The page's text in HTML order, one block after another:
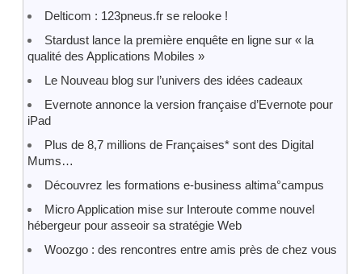
Delticom : 123pneus.fr se relooke !
Stardust lance la première enquête en ligne sur « la
qualité des Applications Mobiles »
Le Nouveau blog sur l’univers des idées cadeaux
Evernote annonce la version française d’Evernote pour
iPad
Plus de 8,7 millions de Françaises* sont des Digital
Mums…
Découvrez les formations e-business altima°campus
Micro Application mise sur Interoute comme nouvel
hébergeur pour asseoir sa stratégie Web
Woozgo : des rencontres entre amis près de chez vous